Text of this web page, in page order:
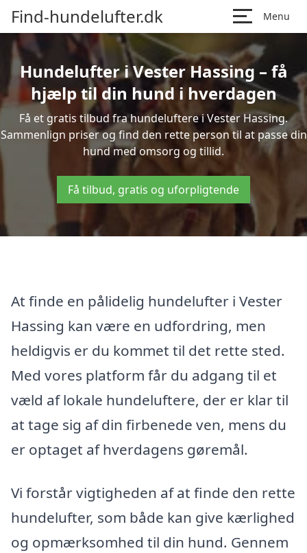
Find-hundelufter.dk Menu
Hundelufter i Vester Hassing – få
hjælp til din hund i hverdagen
Få et gratis tilbud fra hundeluftere i Vester Hassing.
Sammenlign priser og find den rette person til at passe din
hund med omsorg og tillid.
Få tilbud, gratis og uforpligtende
At finde en pålidelig hundelufter i Vester
Hassing kan være en udfordring, men
heldigvis er du kommet til det rette sted.
Med vores platform får du adgang til et
væld af lokale hundeluftere, der er klar til
at tage sig af din firbenede ven, mens du
er optaget af hverdagens gøremål.
Vi forstår vigtigheden af at finde den rette
hundelufter, som både kan give kærlighed
og opmærksomhed til din hund. Gennem